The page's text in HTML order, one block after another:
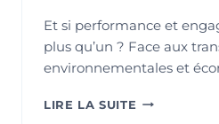
Et si performance et
plus qu’un ? Face aux
environnementales et
LIRE LA SUITE ENTREPRISE